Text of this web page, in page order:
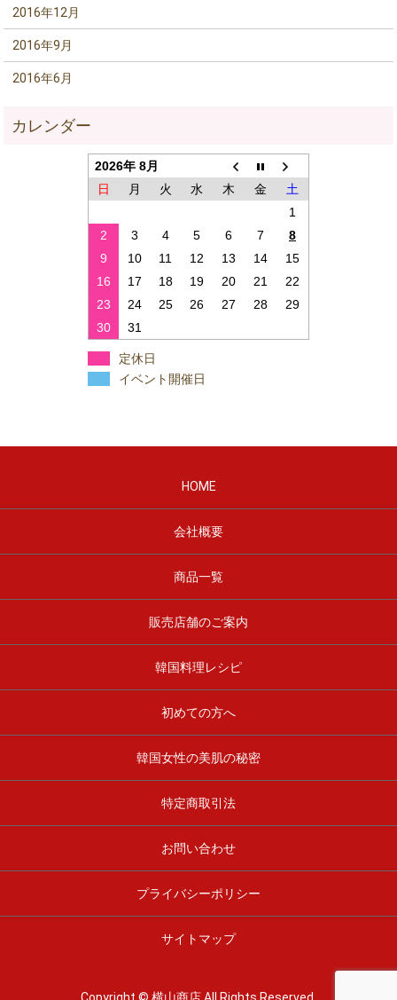
2016年12月
2016年9月
2016年6月
2026年 8月
日
月 火 水 木 金
土
1
2
3 4 5 6 7
8
9
10 11 12 13 14
15
16
17 18 19 20 21
22
23
24 25 26 27 28
29
30
31
定休日
イベント開催日
HOME
会社概要
商品一覧
販売店舗のご案内
韓国料理レシピ
初めての方へ
韓国女性の美肌の秘密
特定商取引法
お問い合わせ
プライバシーポリシー
サイトマップ
Copyright © 横山商店 All Rights Reserved.